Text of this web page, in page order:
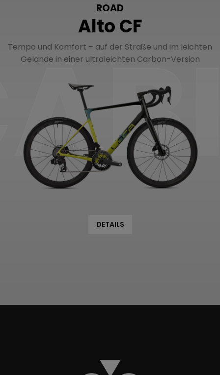
ROAD
Alto CF
Tempo und Komfort – auf der Straße und im leichten
Gelände in einer ultraleichten Carbon-Version
DETAILS